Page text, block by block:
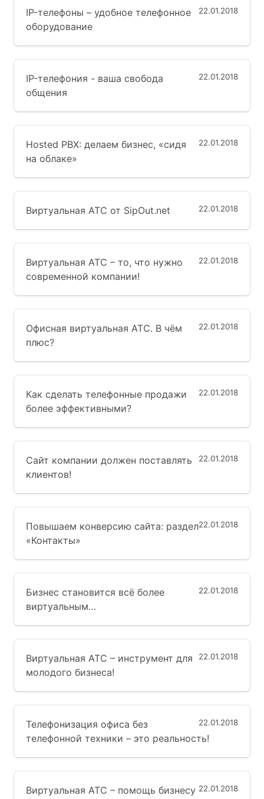
22.01.2018
IP-телефоны – удобное телефонное
оборудование
22.01.2018
IP-телефония - ваша свобода
общения
22.01.2018
Hosted PBX: делаем бизнес, «сидя
на облаке»
22.01.2018
Виртуальная АТС от SipOut.net
22.01.2018
Виртуальная АТС – то, что нужно
современной компании!
22.01.2018
Офисная виртуальная АТС. В чём
плюс?
22.01.2018
Как сделать телефонные продажи
более эффективными?
22.01.2018
Сайт компании должен поставлять
клиентов!
22.01.2018
Повышаем конверсию сайта: раздел
«Контакты»
22.01.2018
Бизнес становится всё более
виртуальным…
22.01.2018
Виртуальная АТС – инструмент для
молодого бизнеса!
22.01.2018
Телефонизация офиса без
телефонной техники – это реальность!
22.01.2018
Виртуальная АТС – помощь бизнесу